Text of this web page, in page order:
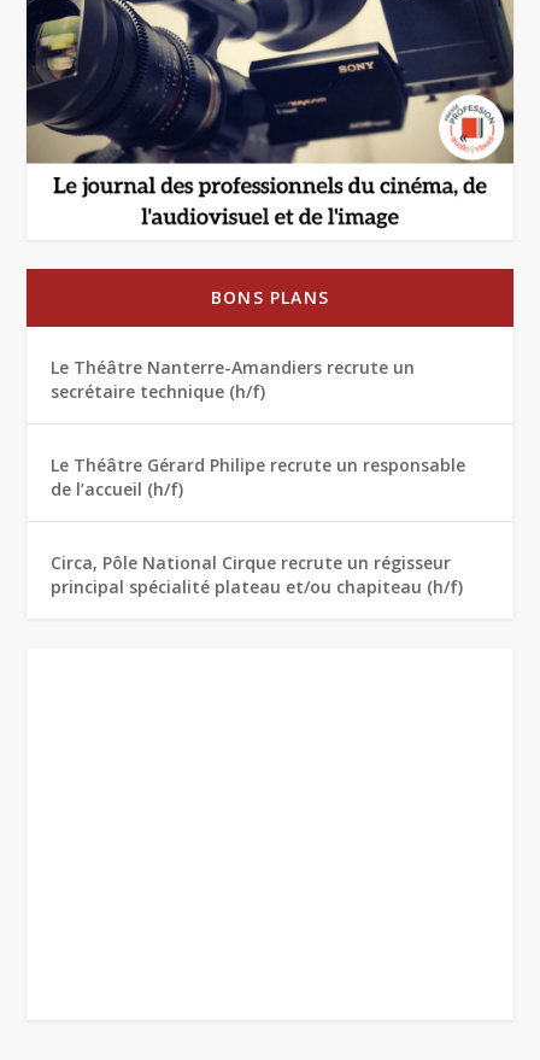
BONS PLANS
Le Théâtre Nanterre-Amandiers recrute un
secrétaire technique (h/f)
Le Théâtre Gérard Philipe recrute un responsable
de l’accueil (h/f)
Circa, Pôle National Cirque recrute un régisseur
principal spécialité plateau et/ou chapiteau (h/f)